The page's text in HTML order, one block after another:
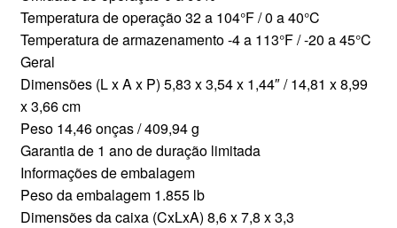
Temperatura de operação 32 a 104°F / 0 a 40°C
Temperatura de armazenamento -4 a 113°F / -20 a 45°C
Geral
Dimensões (L x A x P) 5,83 x 3,54 x 1,44″ / 14,81 x 8,99
x 3,66 cm
Peso 14,46 onças / 409,94 g
Garantia de 1 ano de duração limitada
Informações de embalagem
Peso da embalagem 1.855 lb
Dimensões da caixa (CxLxA) 8,6 x 7,8 x 3,3